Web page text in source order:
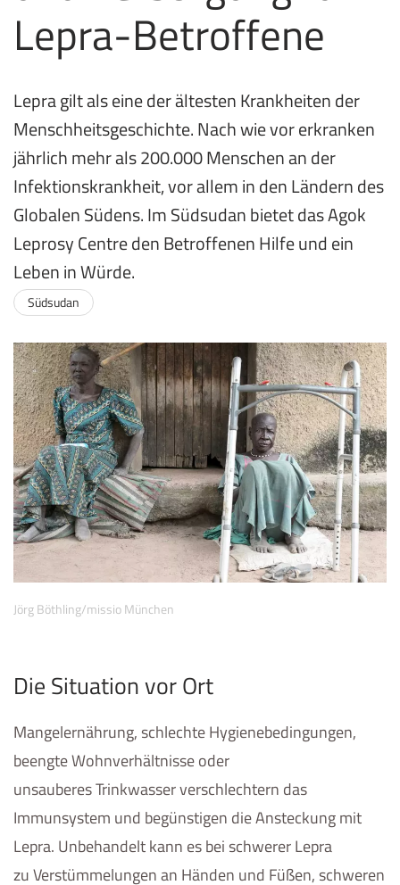
Lepra-Betroffene
Lepra gilt als eine der ältesten Krankheiten der
Menschheitsgeschichte. Nach wie vor erkranken
jährlich mehr als 200.000 Menschen an der
Infektionskrankheit, vor allem in den Ländern des
Globalen Südens. Im Südsudan bietet das Agok
Leprosy Centre den Betroffenen Hilfe und ein
Leben in Würde.
Südsudan
Jörg Böthling/missio München
Die Situation vor Ort
Mangelernährung, schlechte Hygienebedingungen,
beengte Wohnverhältnisse oder
unsauberes Trinkwasser verschlechtern das
Immunsystem und begünstigen die Ansteckung mit
Lepra. Unbehandelt kann es bei schwerer Lepra
zu Verstümmelungen an Händen und Füßen, schweren